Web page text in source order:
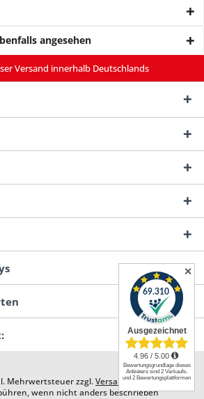
angesehen
Versand innerhalb Deutschlands
Mehrwertsteuer zzgl.Versandkostenund ggf.
wenn nicht anders beschrieben
✕